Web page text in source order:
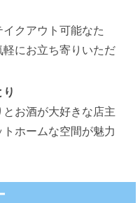
クアウト可能なた
にお立ち寄りいただ
お酒が大好きな店主
ホームな空間が魅力